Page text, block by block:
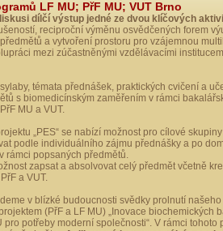
LF MU; PřF MU; VUT Brno
dílčí výstup jedné ze dvou klíčových
reciproční výměnu osvědčených forem
a vytvoření prostoru pro vzájemnou
mezi zúčastněnými vzdělávacími
témata přednášek, praktických cvičení a
s biomedicínským zaměřením v rámci
MU a VUT.
„PES“ se nabízí možnost pro cílové
podle individuálního zájmu přednášky a po
rámci popsaných předmětů.
zapsat a absolvovat celý předmět včetně
a VUT.
v blízké budoucnosti svědky prolnutí
(PřF a LF MU) „Inovace biochemických
pro potřeby moderní společnosti“. V rámci tohoto